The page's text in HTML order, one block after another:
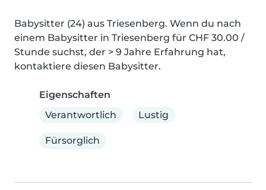
Babysitter (24) aus Triesenberg. Wenn du nach
einem Babysitter in Triesenberg für CHF 30.00 /
Stunde suchst, der > 9 Jahre Erfahrung hat,
kontaktiere diesen Babysitter.
Eigenschaften
Verantwortlich
Lustig
Fürsorglich